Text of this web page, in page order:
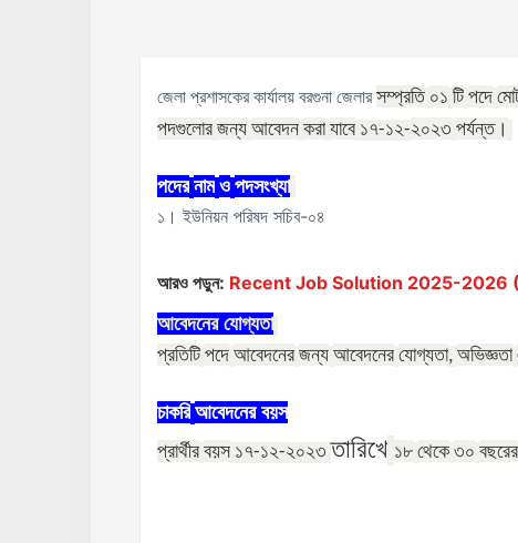
জেলা প্রশাসকের কার্যালয় বরগুনা জেলারসম্প্রতি ০১ টি পদে
পদগুলোর জন্য আবেদন করা যাবে১৭-১২-২০২৩ পর্যন্ত।
পদের নাম ও পদসংখ্যা
১। ইউনিয়ন পরিষদ সচিব-০৪
আরও পড়ুন: Recent Job Solution 2025-2026 (
আবেদনের যোগ্যতা
প্রতিটি পদে আবেদনের জন্য আবেদনের যোগ্যতা, অভিজ্ঞতা
চাকরি আবেদনের বয়স
প্রার্থীর বয়স১৭-১২-২০২৩ তারিখে ১৮ থেকে ৩০ বছরের